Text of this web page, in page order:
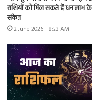
राशियों को मिल सकते हैं धन लाभ के
संकेत
2 June 2026 - 8:23 AM